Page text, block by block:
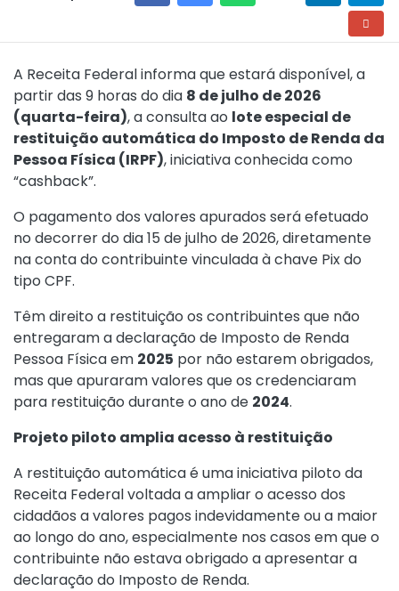
A Receita Federal informa que estará disponível, a
partir das 9 horas do dia 8 de julho de 2026
(quarta-feira), a consulta ao lote especial de
restituição automática do Imposto de Renda da
Pessoa Física (IRPF), iniciativa conhecida como
“cashback”.
O pagamento dos valores apurados será efetuado
no decorrer do dia 15 de julho de 2026, diretamente
na conta do contribuinte vinculada à chave Pix do
tipo CPF.
Têm direito a restituição os contribuintes que não
entregaram a declaração de Imposto de Renda
Pessoa Física em 2025 por não estarem obrigados,
mas que apuraram valores que os credenciaram
para restituição durante o ano de 2024.
Projeto piloto amplia acesso à restituição
A restituição automática é uma iniciativa piloto da
Receita Federal voltada a ampliar o acesso dos
cidadãos a valores pagos indevidamente ou a maior
ao longo do ano, especialmente nos casos em que o
contribuinte não estava obrigado a apresentar a
declaração do Imposto de Renda.